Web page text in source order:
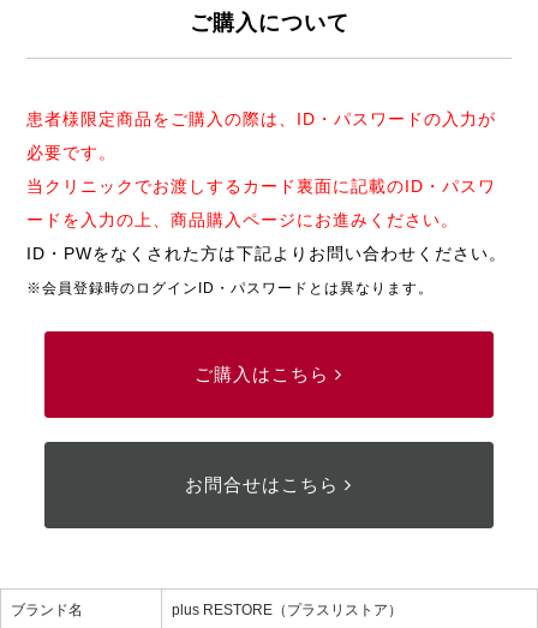
ご購入について
患者様限定商品をご購入の際は、ID・パスワードの入力が
必要です。
当クリニックでお渡しするカード裏面に記載のID・パスワ
ードを入力の上、商品購入ページにお進みください。
ID・PWをなくされた方は下記よりお問い合わせください。
※会員登録時のログインID・パスワードとは異なります。
ご購入はこちら
お問合せはこちら
ブランド名 plus RESTORE（プラスリストア）